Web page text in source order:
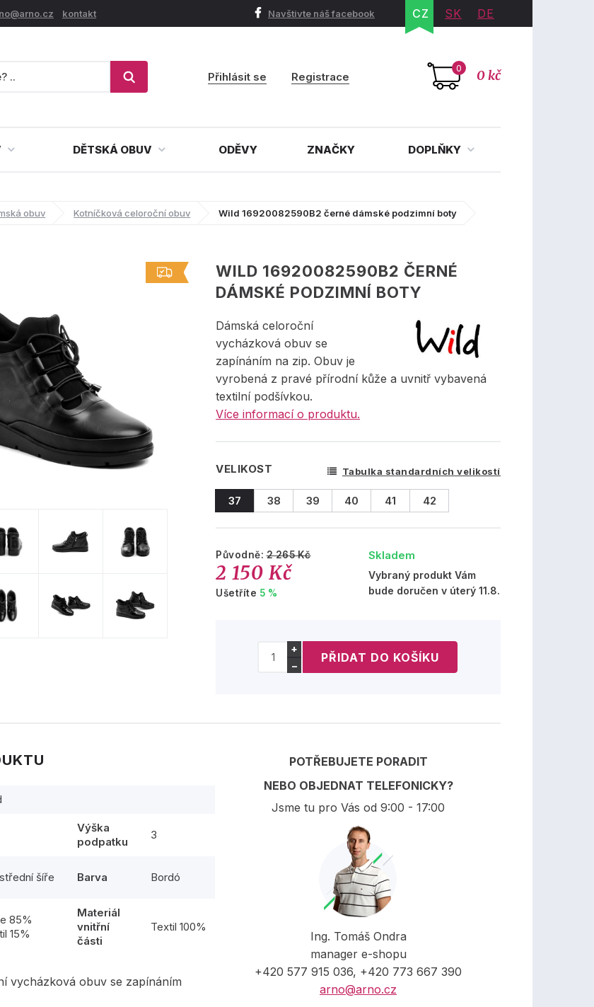
kontakt Navštivte náš facebook CZ SK DE
0 0 kč
Přihlásit se Registrace
DĚTSKÁ OBUV ODĚVY ZNAČKY DOPLŇKY
obuv Kotníčková celoroční obuv Wild 16920082590B2 černé dámské podzimní boty
WILD 16920082590B2 ČERNÉ
DÁMSKÉ PODZIMNÍ BOTY
Dámská celoroční
vycházková obuv se
zapínáním na zip. Obuv je
vyrobená z pravé přírodní kůže a uvnitř vybavená
textilní podšívkou.
Více informací o produktu.
VELIKOST Tabulka standardních velikostí
37 38 39 40 41 42
Původně:2 265 Kč
2 150 Kč
Ušetříte 5 %
Skladem
Vybraný produkt Vám
bude doručen v úterý 11.8.
+
−
Výška
podpatku
3
šíře Barva Bordó
85%
15%
Materiál
vnitřní
části
Textil 100%
vycházková obuv se zapínáním
POTŘEBUJETE PORADIT
NEBO OBJEDNAT TELEFONICKY?
Jsme tu pro Vás od 9:00 - 17:00
Ing. Tomáš Ondra
manager e-shopu
+420 577 915 036, +420 773 667 390
arno@arno.cz